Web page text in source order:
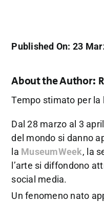
Published On: 23
About the Author:
Tempo stimato per la
Dal 28 marzo al 3
del mondo si danno
la MuseumWeek, la
l’arte si diffondono
social media.
Un fenomeno nato